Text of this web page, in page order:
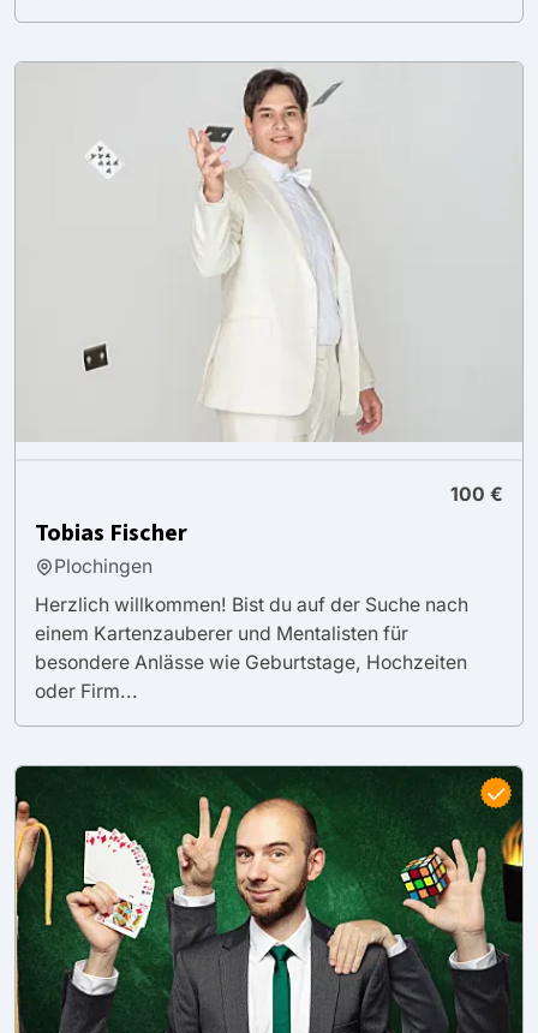
100 €
Tobias Fischer
Plochingen
Herzlich willkommen! Bist du auf der Suche nach
einem Kartenzauberer und Mentalisten für
besondere Anlässe wie Geburtstage, Hochzeiten
oder Firm...